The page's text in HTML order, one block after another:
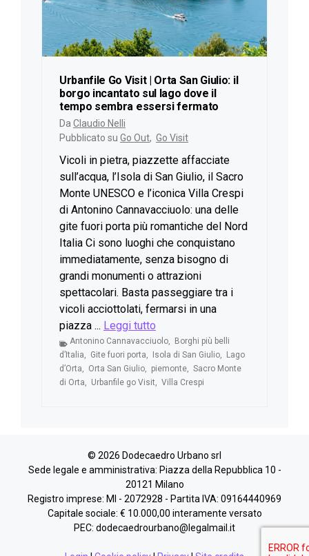
Urbanfile Go Visit | Orta San Giulio: il
borgo incantato sul lago dove il
tempo sembra essersi fermato
Da Claudio Nelli
Pubblicato su Go Out, Go Visit
Vicoli in pietra, piazzette affacciate
sull’acqua, l’Isola di San Giulio, il Sacro
Monte UNESCO e l’iconica Villa Crespi
di Antonino Cannavacciuolo: una delle
gite fuori porta più romantiche del Nord
Italia Ci sono luoghi che conquistano
immediatamente, senza bisogno di
grandi monumenti o attrazioni
spettacolari. Basta passeggiare tra i
vicoli acciottolati, fermarsi in una
piazza ... Leggi tutto
Antonino Cannavacciuolo,
Borghi più belli
d’Italia, Gite fuori porta, Isola di San Giulio,
Lago
d’Orta, Orta San Giulio, piemonte, Sacro Monte
di Orta, Urbanfile go Visit, Villa Crespi
© 2026 Dodecaedro Urbano srl
Sede legale e amministrativa: Piazza della Repubblica 10 -
20121 Milano
Registro imprese: MI - 2072928 - Partita IVA: 09164440969
Capitale sociale: € 10.000,00 interamente versato
PEC: dodecaedrourbano@legalmail.it